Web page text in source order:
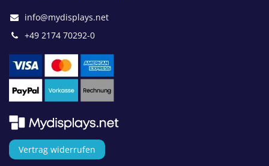
info@mydisplays.net
+49 2174 70292-0
Vertrag widerrufen